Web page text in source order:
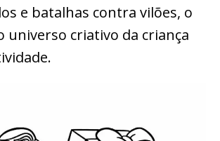
e batalhas contra vilões, o
universo criativo da criança